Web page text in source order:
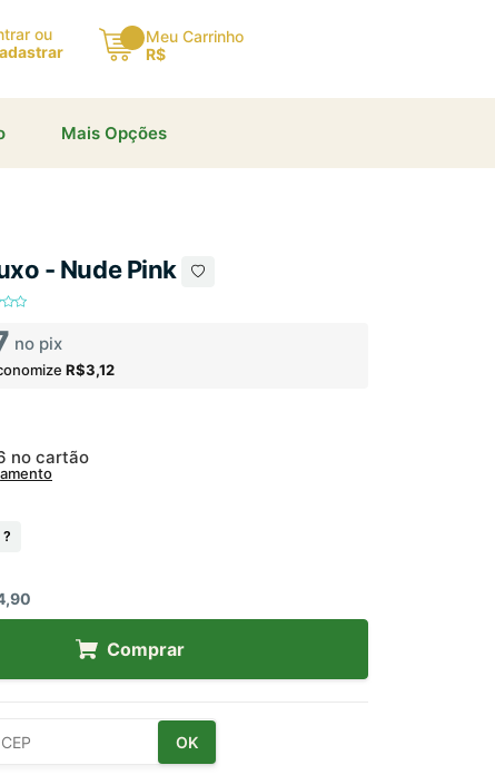
ou
Meu Carrinho
R$
Mais Opções
- Nude Pink
no pix
R$3,12
no cartão
Comprar
OK